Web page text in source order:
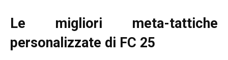
Le migliori meta-tattiche
personalizzate di FC 25